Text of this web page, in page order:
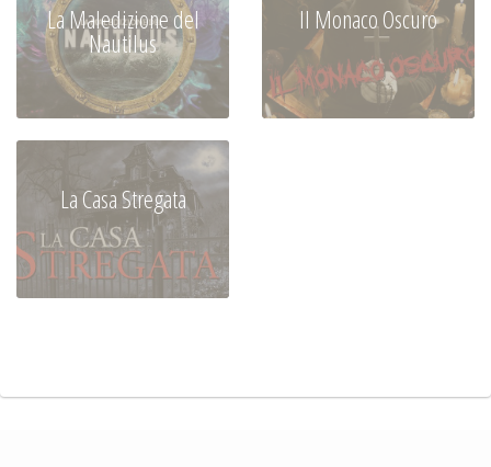
La Maledizione del
Nautilus
Il Monaco Oscuro
La Casa Stregata